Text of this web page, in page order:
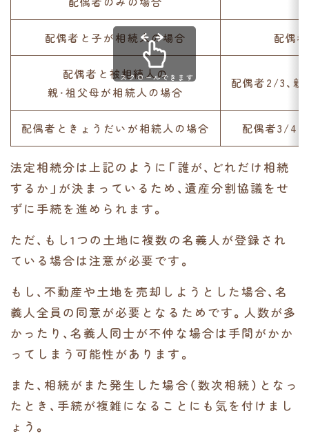
配偶者と子が相続人の場合 配偶
配偶者と被相続人の
親・祖父母が相続人の場合
配偶者2/3、親
配偶者ときょうだいが相続人の場合 配偶者3/4、
スクロールできます
法定相続分は上記のように「誰が、どれだけ相続
するか」が決まっているため、遺産分割協議をせ
ずに手続を進められます。
ただ、もし1つの土地に複数の名義人が登録され
ている場合は注意が必要です。
もし、不動産や土地を売却しようとした場合、名
義人全員の同意が必要となるためです。人数が多
かったり、名義人同士が不仲な場合は手間がかか
ってしまう可能性があります。
また、相続がまた発生した場合（数次相続）となっ
たとき、手続が複雑になることにも気を付けまし
ょう。